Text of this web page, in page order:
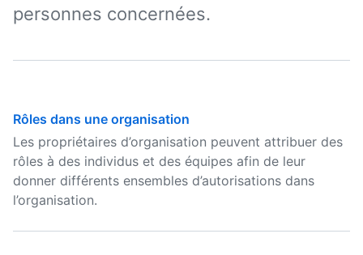
personnes concernées.
Rôles dans une organisation
Les propriétaires d’organisation peuvent attribuer des
rôles à des individus et des équipes afin de leur
donner différents ensembles d’autorisations dans
l’organisation.